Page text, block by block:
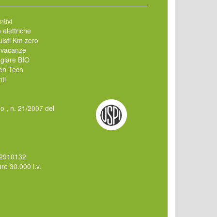
elettriche
Km zero
BIO
Tech
, n. 21/2007 del
30.000 i.v.